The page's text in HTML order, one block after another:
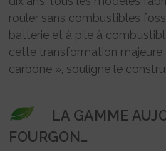
rouler sans combustibles
batterie et à pile à
cette transformation majeure
carbone », souligne le
LA GAMME
FOURGON…